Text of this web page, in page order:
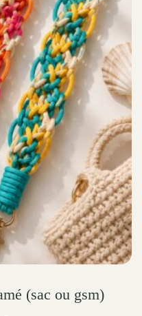
variants.
The
options
may
be
chosen
on
the
product
page
(sac ou gsm)